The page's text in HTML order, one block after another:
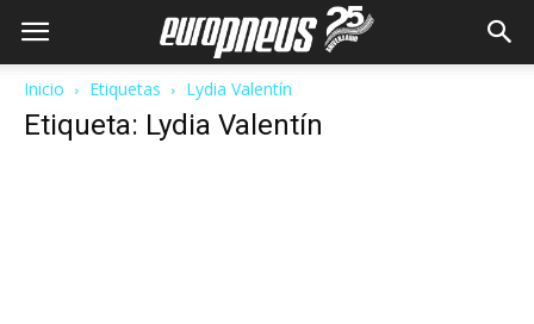
Inicio Etiquetas Lydia Valentín
Etiqueta: Lydia Valentín